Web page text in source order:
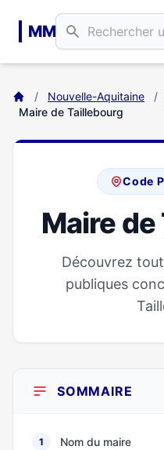
MM
/ Nouvelle-Aquitaine /
Maire de Taillebourg
Code
Maire
Découvrez
publiques
SOMMAIRE
1 Nom du maire